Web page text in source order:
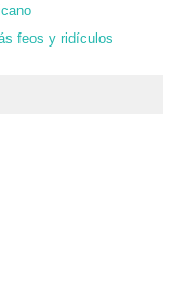
feos y ridículos